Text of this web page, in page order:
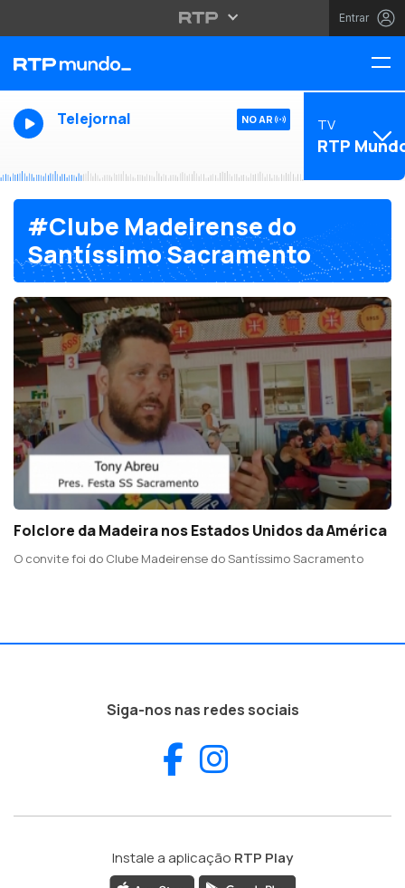
Entrar
Telejornal NO AR TV
RTP
#Clube Madeirense do
Santíssimo Sacramento
Folclore da Madeira nos Estados Unidos da América
O convite foi do Clube Madeirense do Santíssimo Sacramento
Siga-nos nas redes sociais
Facebook
Instale a aplicação RTP Play